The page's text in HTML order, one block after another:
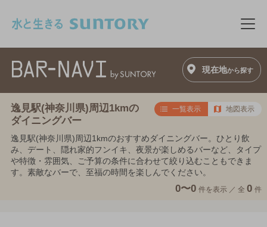
メ
現在地から探す
逸見駅(神奈川県)周辺1kmの
ダイニングバー
一覧表示 地図表示
逸見駅(神奈川県)周辺1kmのおすすめダイニングバー。ひとり飲
み、デート、隠れ家的フンイキ、夜景が楽しめるバーなど、タイプ
や特徴・雰囲気、ご予算の条件に合わせて絞り込むこともできま
す。素敵なバーで、至福の時間を楽しんでください。
0〜0 件を表示 ／ 全 0 件